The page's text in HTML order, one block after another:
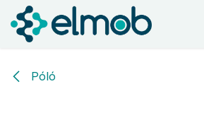
Kihagyás és továbblépés a tartalomhoz
Póló